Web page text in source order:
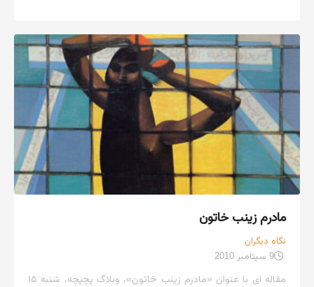
مادرم زینب خاتون
نگاه دیگران
9 سپتامبر 2010
مقاله ای با عنوان «مادرم زینب خاتون»، وبلاگ پچپچه، شنبه ۱۵